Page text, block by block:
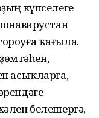
күпселеге
ҡағыла.
асыҡларға,
белешергә,